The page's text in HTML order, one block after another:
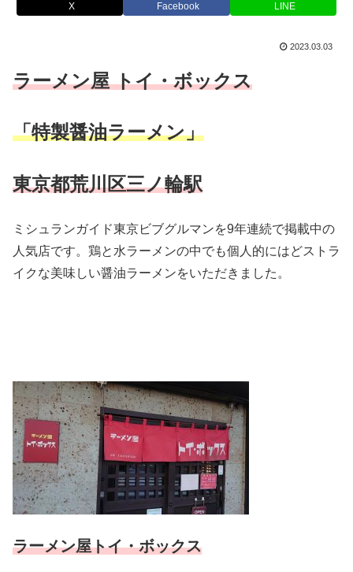
X Facebook LINE
2023.03.03
ラーメン屋 トイ・ボックス
「特製醤油ラーメン」
東京都荒川区三ノ輪駅
ミシュランガイド東京ビブグルマンを9年連続で掲載中の
人気店です。鶏と水ラーメンの中でも個人的にはどストラ
イクな美味しい醤油ラーメンをいただきました。
ラーメン屋トイ・ボックス